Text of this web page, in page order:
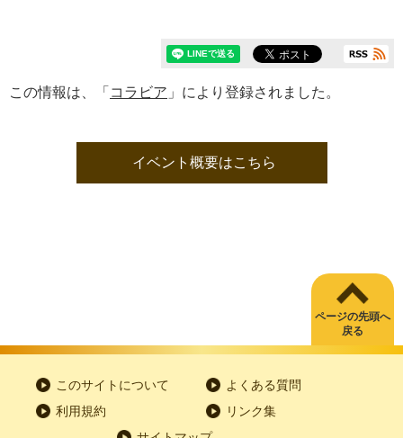
この情報は、「 コラビア 」により登録されました。
イベント概要はこちら
ページの先頭へ
戻る
このサイトについて
よくある質問
利用規約
リンク集